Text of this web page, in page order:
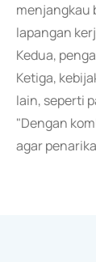
menjangkau
lapangan
Kedua,
Ketiga,
lain, seperti
"Dengan
agar